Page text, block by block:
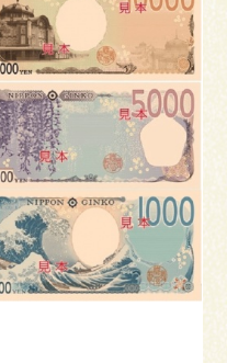
リフォーム